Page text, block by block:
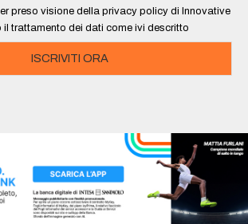
preso visione della privacy policy di Innovative
il trattamento dei dati come ivi descritto
ISCRIVITI ORA